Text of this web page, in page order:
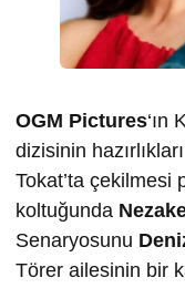
OGM Pictures‘ın
dizisinin
Tokat’ta çekilmesi
koltuğunda
Senaryosunu
Törer ailesinin bir